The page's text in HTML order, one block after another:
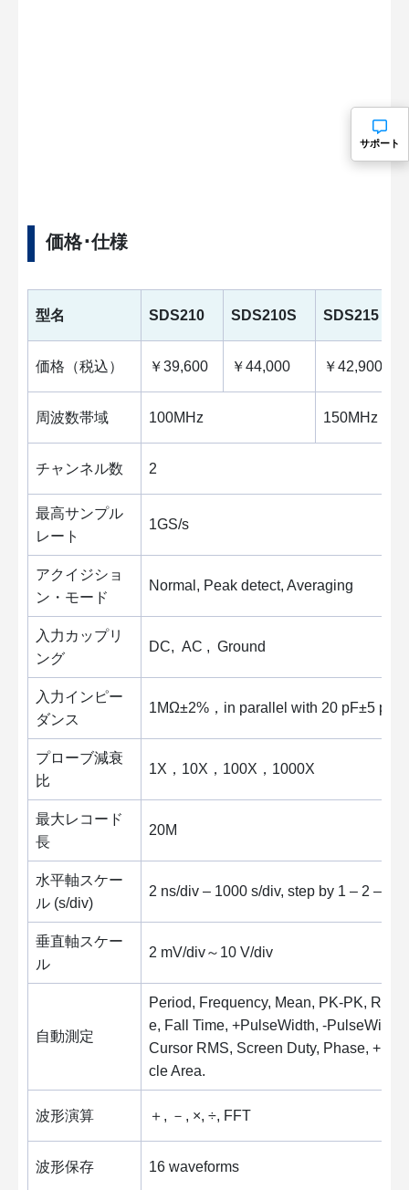
価格･仕様
型名 SDS210 SDS210S SDS215
価格（税込） ￥39,600 ￥44,000 ￥42,900
周波数帯域 100MHz 150MHz
チャンネル数 2
最高サンプル
レート
1GS/s
アクイジショ
ン・モード
Normal, Peak detect, Averaging
入力カップリ
ング
DC, AC , Ground
入力インピー
ダンス
1MΩ±2%，in parallel with 20 pF±5 pF
プローブ減衰
比
1X，10X，100X，1000X
最大レコード
長
20M
水平軸スケー
ル (s/div)
2 ns/div – 1000 s/div, step by 1 – 2 – 5
垂直軸スケー
ル
2 mV/div～10 V/div
自動測定
Period, Frequency, Mean, PK-PK,
e, Fall Time, +PulseWidth, -
Cursor RMS, Screen Duty, Phase,
cle Area.
波形演算 ＋, －, ×, ÷, FFT
波形保存 16 waveforms
サポート